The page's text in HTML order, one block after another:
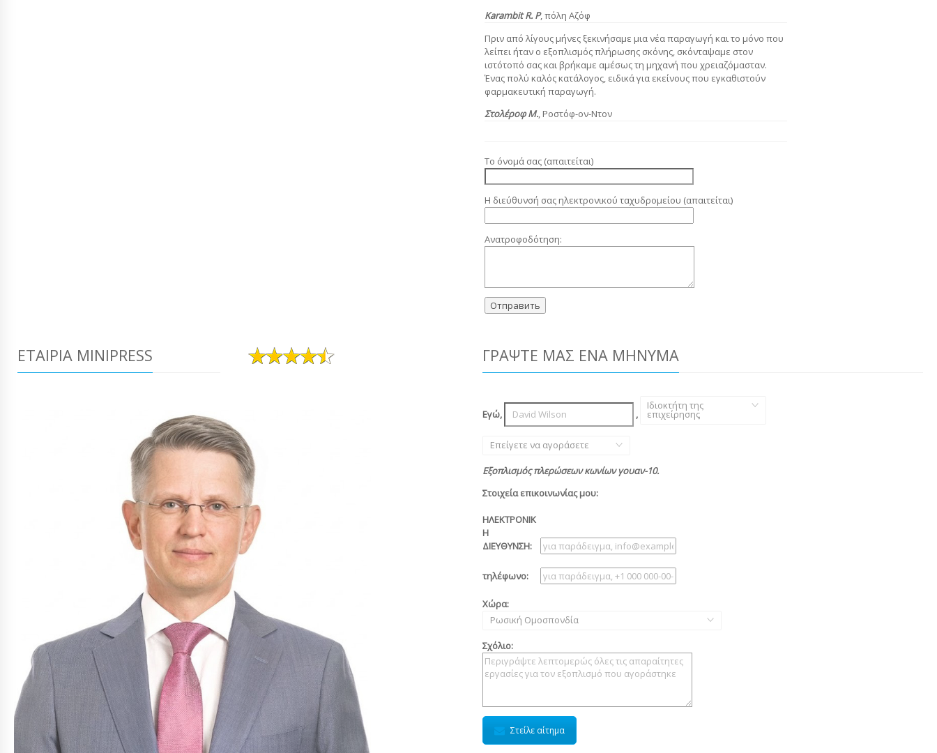
Karambit R. Ρ, πόλη Αζόφ
Πριν από λίγους μήνες ξεκινήσαμε μια νέα παραγωγή και το μόνο που
λείπει ήταν ο εξοπλισμός πλήρωσης σκόνης, σκόνταψαμε στον
ιστότοπό σας και βρήκαμε αμέσως τη μηχανή που χρειαζόμασταν.
Ένας πολύ καλός κατάλογος, ειδικά για εκείνους που εγκαθιστούν
φαρμακευτική παραγωγή.
Στολέροφ Μ. Ροστόφ-ον-Ντον
Το όνομά σας (απαιτείται)
Η διεύθυνσή σας ηλεκτρονικού ταχυδρομείου (απαιτείται)
Ανατροφοδότηση:
ΕΤΑΙΡΊΑ MINIPRESS ΓΡΆΨΤΕ ΜΑΣ ΈΝΑ ΜΉΝΥΜΑ
Εγώ, ,
Ιδιοκτήτη της
επιχείρησης
,
Επείγετε να αγοράσετε
Εξοπλισμός πλερώσεων κωνίων γουαν-10.
Στοιχεία επικοινωνίας μου:
ΗΛΕΚΤΡΟΝΙΚ
Η
ΔΙΕΥΘΥΝΣΗ:
τηλέφωνο:
Χώρα:
Ρωσική Ομοσπονδία
Σχόλιο:
Στείλε αίτημα